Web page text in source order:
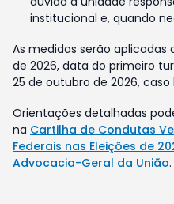
institucional e, quando
As medidas serão
de 2026, data do primeiro
25 de outubro de 2026,
Orientações detalhadas
na Cartilha de Condutas
Federais nas Eleições de
Advocacia-Geral da União.